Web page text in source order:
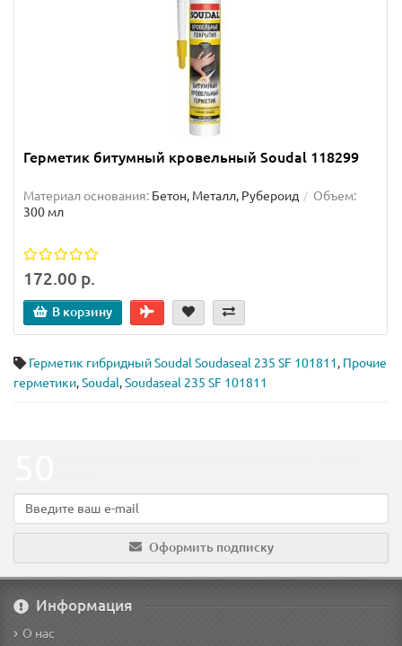
Герметик битумный кровельный Soudal 118299
Материал основания: Бетон, Металл, Рубероид
Объем:
300 мл
172.00 р.
В корзину
Герметик гибридный Soudal Soudaseal 235 SF 101811, Прочие
герметики,Soudal,Soudaseal 235 SF 101811
Оформить подписку
Информация
О нас